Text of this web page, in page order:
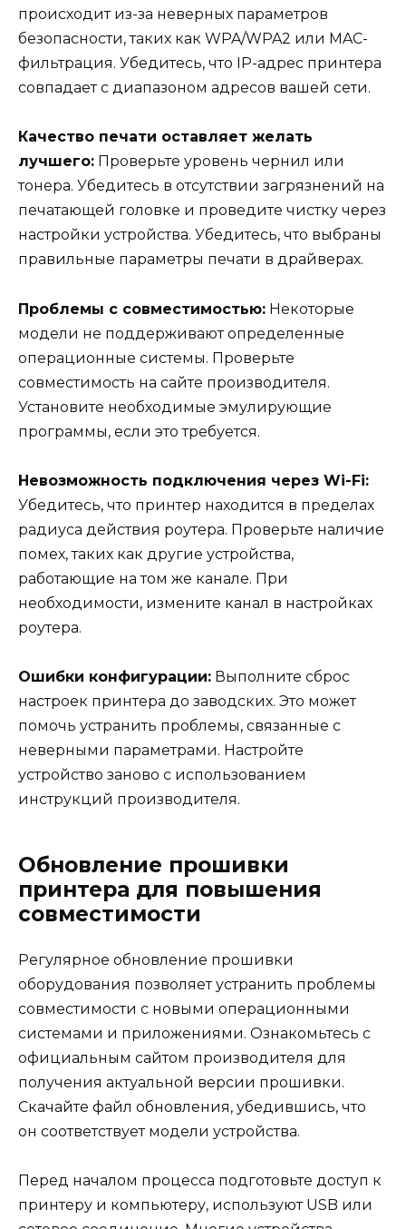
происходит из-за неверных параметров
безопасности, таких как WPA/WPA2 или MAC-
фильтрация. Убедитесь, что IP-адрес принтера
совпадает с диапазоном адресов вашей сети.
Качество печати оставляет желать
лучшего: Проверьте уровень чернил или
тонера. Убедитесь в отсутствии загрязнений на
печатающей головке и проведите чистку через
настройки устройства. Убедитесь, что выбраны
правильные параметры печати в драйверах.
Проблемы с совместимостью: Некоторые
модели не поддерживают определенные
операционные системы. Проверьте
совместимость на сайте производителя.
Установите необходимые эмулирующие
программы, если это требуется.
Невозможность подключения через Wi-Fi:
Убедитесь, что принтер находится в пределах
радиуса действия роутера. Проверьте наличие
помех, таких как другие устройства,
работающие на том же канале. При
необходимости, измените канал в настройках
роутера.
Ошибки конфигурации: Выполните сброс
настроек принтера до заводских. Это может
помочь устранить проблемы, связанные с
неверными параметрами. Настройте
устройство заново с использованием
инструкций производителя.
Обновление прошивки
принтера для повышения
совместимости
Регулярное обновление прошивки
оборудования позволяет устранить проблемы
совместимости с новыми операционными
системами и приложениями. Ознакомьтесь с
официальным сайтом производителя для
получения актуальной версии прошивки.
Скачайте файл обновления, убедившись, что
он соответствует модели устройства.
Перед началом процесса подготовьте доступ к
принтеру и компьютеру, используют USB или